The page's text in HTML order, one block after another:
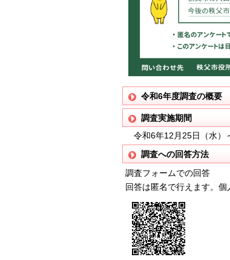
令和6年度調査の概要
調査実施期間
令和6年12月25日（水）
調査への回答方法
調査フォームでの回答
回答は匿名で行えます。個